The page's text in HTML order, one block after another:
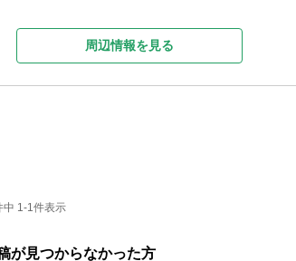
周辺情報を見る
中 1-1件表示
が見つからなかった方